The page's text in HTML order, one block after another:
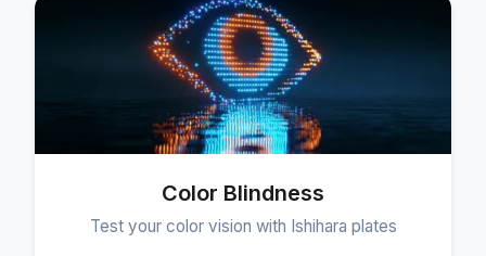
Color Blindness
Test your color vision with Ishihara plates